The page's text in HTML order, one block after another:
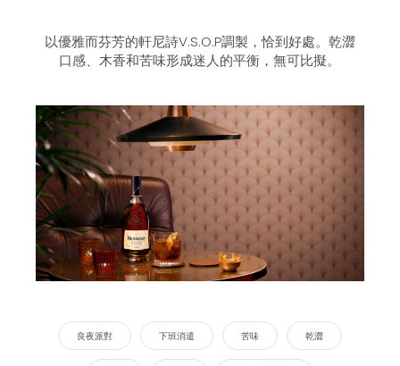
以優雅而芬芳的軒尼詩V.S.O.P調製，恰到好處。乾澀
口感、木香和苦味形成迷人的平衡，無可比擬。
良夜派對 下班消遣 苦味 乾澀